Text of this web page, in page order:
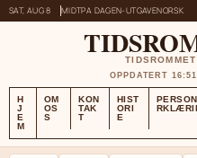
SAT, AUG 8 MIDTPA DAGEN-UTGAVENORSK
OPPDATERT 16:51
H
J
E
M
OM
OS
S
KON
TAK
T
HIST
ORI
E